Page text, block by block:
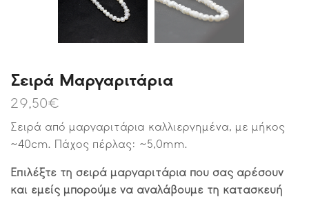
Σειρά Μαργαριτάρια
29,50€
Σειρά από μαργαριτάρια καλλιεργημένα, με μήκος
~40cm. Πάχος πέρλας: ~5,0mm.
Επιλέξτε τη σειρά μαργαριτάρια που σας αρέσουν
και εμείς μπορούμε να αναλάβουμε τη κατασκευή